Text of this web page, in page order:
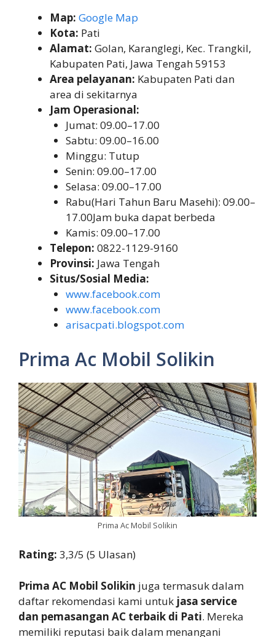
Map: Google Map
Kota: Pati
Alamat: Golan, Karanglegi, Kec. Trangkil,
Kabupaten Pati, Jawa Tengah 59153
Area pelayanan: Kabupaten Pati dan
area di sekitarnya
Jam Operasional:
Jumat: 09.00–17.00
Sabtu: 09.00–16.00
Minggu: Tutup
Senin: 09.00–17.00
Selasa: 09.00–17.00
Rabu(Hari Tahun Baru Masehi): 09.00–
17.00Jam buka dapat berbeda
Kamis: 09.00–17.00
Telepon: 0822-1129-9160
Provinsi: Jawa Tengah
Situs/Sosial Media:
www.facebook.com
www.facebook.com
arisacpati.blogspot.com
Prima Ac Mobil Solikin
Prima Ac Mobil Solikin
Rating: 3,3/5 (5 Ulasan)
Prima AC Mobil Solikin juga termasuk dalam
daftar rekomendasi kami untuk jasa service
dan pemasangan AC terbaik di Pati. Mereka
memiliki reputasi baik dalam menangani